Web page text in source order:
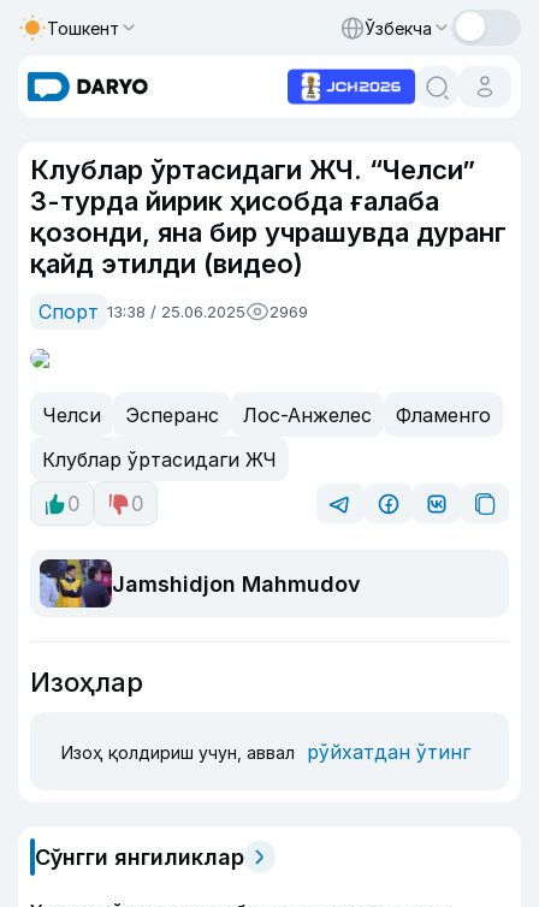
Тошкент Ўзбекча
Клублар ўртасидаги ЖЧ. “Челси”
3-турда йирик ҳисобда ғалаба
қозонди, яна бир учрашувда дуранг
қайд этилди (видео)
Спорт 13:38 / 25.06.2025 2969
Челси Эсперанс Лос-Анжелес
Фламенго
Клублар ўртасидаги ЖЧ
0
0
Jamshidjon Mahmudov
Изоҳлар
Изоҳ қолдириш учун, аввал рўйхатдан ўтинг
Сўнгги янгиликлар